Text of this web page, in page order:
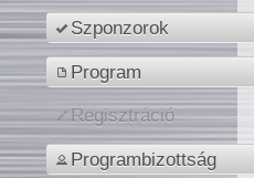
Szponzorok
Program
Regisztráció
Programbizottság